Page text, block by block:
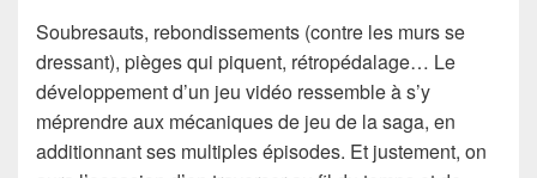
Soubresauts, rebondissements (contre les murs se
dressant), pièges qui piquent, rétropédalage… Le
développement d’un jeu vidéo ressemble à s’y
méprendre aux mécaniques de jeu de la saga, en
additionnant ses multiples épisodes. Et justement, on